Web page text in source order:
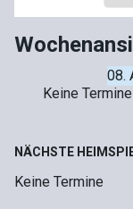
08.
Keine Termine
NÄCHSTE
Keine Termine